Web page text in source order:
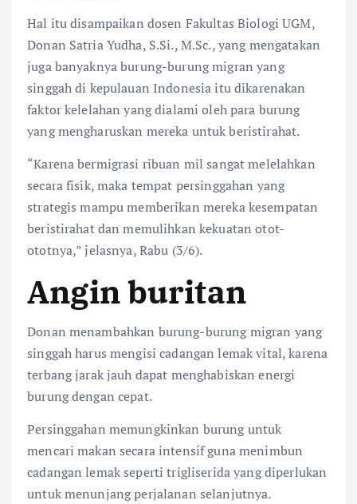
Hal itu disampaikan dosen Fakultas Biologi UGM,
Donan Satria Yudha, S.Si., M.Sc., yang mengatakan
juga banyaknya burung-burung migran yang
singgah di kepulauan Indonesia itu dikarenakan
faktor kelelahan yang dialami oleh para burung
yang mengharuskan mereka untuk beristirahat.
“Karena bermigrasi ribuan mil sangat melelahkan
secara fisik, maka tempat persinggahan yang
strategis mampu memberikan mereka kesempatan
beristirahat dan memulihkan kekuatan otot-
ototnya,” jelasnya, Rabu (3/6).
Angin buritan
Donan menambahkan burung-burung migran yang
singgah harus mengisi cadangan lemak vital, karena
terbang jarak jauh dapat menghabiskan energi
burung dengan cepat.
Persinggahan memungkinkan burung untuk
mencari makan secara intensif guna menimbun
cadangan lemak seperti trigliserida yang diperlukan
untuk menunjang perjalanan selanjutnya.